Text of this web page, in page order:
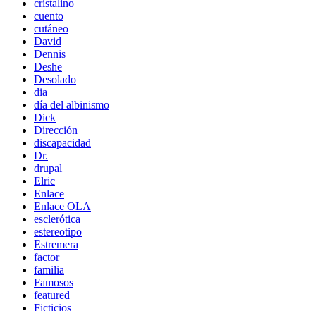
cristalino
cuento
cutáneo
David
Dennis
Deshe
Desolado
dia
día del albinismo
Dick
Dirección
discapacidad
Dr.
drupal
Elric
Enlace
Enlace OLA
esclerótica
estereotipo
Estremera
factor
familia
Famosos
featured
Ficticios